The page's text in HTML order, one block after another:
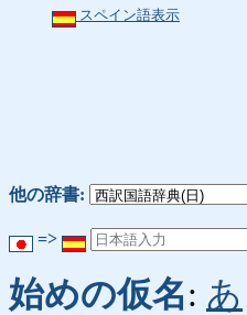
スペイン語表示
他の辞書:
=>
始めの仮名: あ